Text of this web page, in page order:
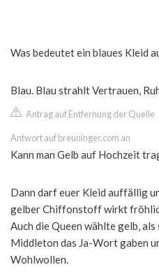
Was bedeutet ein blaues Kleid
Blau. Blau strahlt Vertrauen,
Antrag auf Entfernung der Quelle
Antwort auf breuninger.com an
Kann man Gelb auf Hochzeit
Dann darf euer Kleid auffällig
gelber Chiffonstoff wirkt
Auch die Queen wählte gelb,
Middleton das Ja-Wort gaben
Wohlwollen.